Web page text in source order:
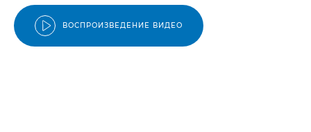
ВОСПРОИЗВЕДЕНИЕ ВИДЕО